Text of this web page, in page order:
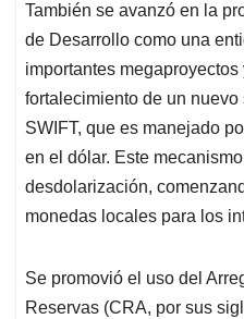
También se avanzó en la
de Desarrollo como una
importantes
fortalecimiento de un nuevo
SWIFT, que es manejado
en el dólar. Este
desdolarización,
monedas locales para los
Se promovió el uso del
Reservas (CRA, por sus